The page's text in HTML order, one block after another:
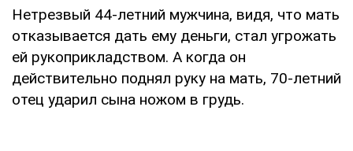
Нетрезвый 44-летний мужчина, видя, что мать
отказывается дать ему деньги, стал угрожать
ей рукоприкладством. А когда он
действительно поднял руку на мать, 70-летний
отец ударил сына ножом в грудь.